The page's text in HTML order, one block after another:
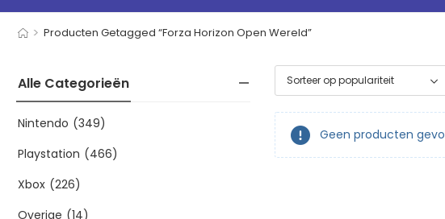
> Producten Getagged “Forza Horizon Open Wereld”
Alle Categorieën
Nintendo (349)
Playstation (466)
Xbox (226)
Overige (14)
Geen producten